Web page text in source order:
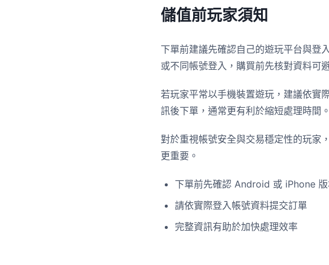
儲值前玩家須知
下單前建議先確認自己的遊玩平台與
或不同帳號登入，購買前先核對資料可
若玩家平常以手機裝置遊玩，建議依實
訊後下單，通常更有利於縮短處理時間。
對於重視帳號安全與交易穩定性的玩家
更重要。
下單前先確認 Android 或 iPhone
請依實際登入帳號資料提交訂單
完整資訊有助於加快處理效率